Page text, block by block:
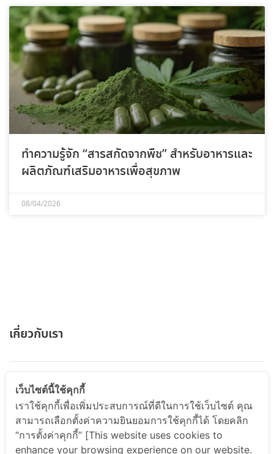
ทำความรู้จัก “สารสกัดจากพืช” สำหรับอาหารและ
ผลิตภัณฑ์เสริมอาหารเพื่อสุขภาพ
08/04/2026
เกี่ยวกับเรา
ABOUT US
สินค้าและบริการ
เว็บไซต์นี้ใช้คุกกี้
เราใช้คุกกี้เพื่อเพิ่มประสบการณ์ที่ดีในการใช้เว็บไซต์ คุณ
สามารถเลือกตั้งค่าความยินยอมการใช้คุกกี้ได้ โดยคลิก
“การตั้งค่าคุกกี้” [This website uses cookies to
enhance your browsing experience on our website.